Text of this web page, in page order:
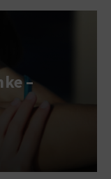
–